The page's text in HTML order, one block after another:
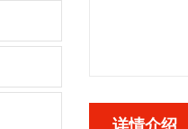
详情介绍